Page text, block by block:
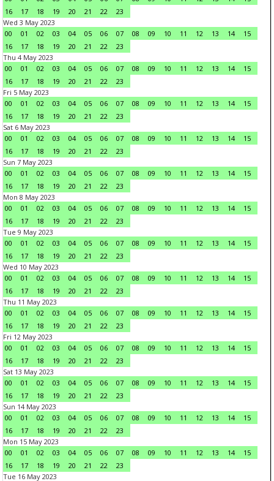
16
17 18 19 20 21 22
23
Wed 3 May 2023
00
01 02 03 04 05 06 07 08 09 10 11 12 13 14
15
16
17 18 19 20 21 22
23
Thu 4 May 2023
00
01 02 03 04 05 06 07 08 09 10 11 12 13 14
15
16
17 18 19 20 21 22
23
Fri 5 May 2023
00
01 02 03 04 05 06 07 08 09 10 11 12 13 14
15
16
17 18 19 20 21 22
23
Sat 6 May 2023
00
01 02 03 04 05 06 07 08 09 10 11 12 13 14
15
16
17 18 19 20 21 22
23
Sun 7 May 2023
00
01 02 03 04 05 06 07 08 09 10 11 12 13 14
15
16
17 18 19 20 21 22
23
Mon 8 May 2023
00
01 02 03 04 05 06 07 08 09 10 11 12 13 14
15
16
17 18 19 20 21 22
23
Tue 9 May 2023
00
01 02 03 04 05 06 07 08 09 10 11 12 13 14
15
16
17 18 19 20 21 22
23
Wed 10 May 2023
00
01 02 03 04 05 06 07 08 09 10 11 12 13 14
15
16
17 18 19 20 21 22
23
Thu 11 May 2023
00
01 02 03 04 05 06 07 08 09 10 11 12 13 14
15
16
17 18 19 20 21 22
23
Fri 12 May 2023
00
01 02 03 04 05 06 07 08 09 10 11 12 13 14
15
16
17 18 19 20 21 22
23
Sat 13 May 2023
00
01 02 03 04 05 06 07 08 09 10 11 12 13 14
15
16
17 18 19 20 21 22
23
Sun 14 May 2023
00
01 02 03 04 05 06 07 08 09 10 11 12 13 14
15
16
17 18 19 20 21 22
23
Mon 15 May 2023
00
01 02 03 04 05 06 07 08 09 10 11 12 13 14
15
16
17 18 19 20 21 22
23
Tue 16 May 2023